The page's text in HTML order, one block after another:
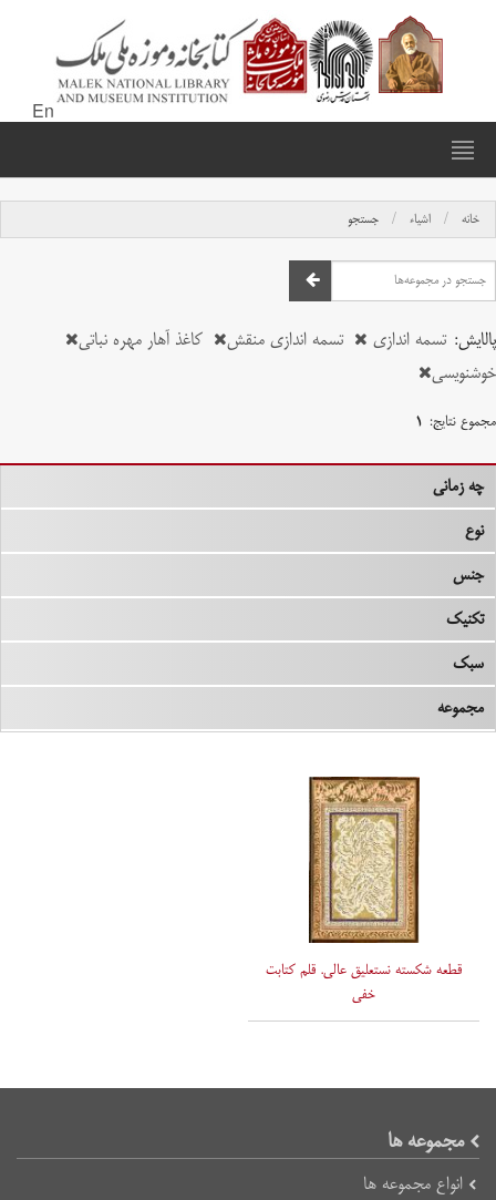
En
خانه اشیاء جستجو
پالایش: تسمه اندازی تسمه اندازی منقش
کاغذ آهار مهره نباتی
خوشنویسی
مجموع نتایج: ۱
چه زمانی
نوع
جنس
تکنیک
سبک
مجموعه
قطعه شکسته نستعلیق عالی. قلم کتابت
خفی
مجموعه ها
انواع مجموعه ها